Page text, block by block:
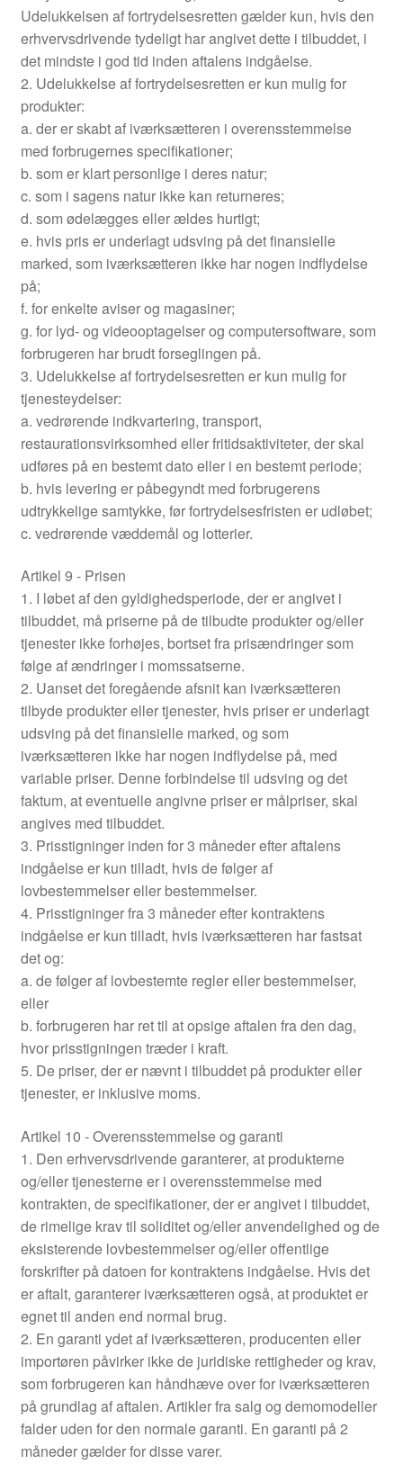
Udelukkelsen af fortrydelsesretten gælder kun, hvis den
erhvervsdrivende tydeligt har angivet dette i tilbuddet, i
det mindste i god tid inden aftalens indgåelse.
2. Udelukkelse af fortrydelsesretten er kun mulig for
produkter:
a. der er skabt af iværksætteren i overensstemmelse
med forbrugernes specifikationer;
b. som er klart personlige i deres natur;
c. som i sagens natur ikke kan returneres;
d. som ødelægges eller ældes hurtigt;
e. hvis pris er underlagt udsving på det finansielle
marked, som iværksætteren ikke har nogen indflydelse
på;
f. for enkelte aviser og magasiner;
g. for lyd- og videooptagelser og computersoftware, som
forbrugeren har brudt forseglingen på.
3. Udelukkelse af fortrydelsesretten er kun mulig for
tjenesteydelser:
a. vedrørende indkvartering, transport,
restaurationsvirksomhed eller fritidsaktiviteter, der skal
udføres på en bestemt dato eller i en bestemt periode;
b. hvis levering er påbegyndt med forbrugerens
udtrykkelige samtykke, før fortrydelsesfristen er udløbet;
c. vedrørende væddemål og lotterier.
Artikel 9 - Prisen
1. I løbet af den gyldighedsperiode, der er angivet i
tilbuddet, må priserne på de tilbudte produkter og/eller
tjenester ikke forhøjes, bortset fra prisændringer som
følge af ændringer i momssatserne.
2. Uanset det foregående afsnit kan iværksætteren
tilbyde produkter eller tjenester, hvis priser er underlagt
udsving på det finansielle marked, og som
iværksætteren ikke har nogen indflydelse på, med
variable priser. Denne forbindelse til udsving og det
faktum, at eventuelle angivne priser er målpriser, skal
angives med tilbuddet.
3. Prisstigninger inden for 3 måneder efter aftalens
indgåelse er kun tilladt, hvis de følger af
lovbestemmelser eller bestemmelser.
4. Prisstigninger fra 3 måneder efter kontraktens
indgåelse er kun tilladt, hvis iværksætteren har fastsat
det og:
a. de følger af lovbestemte regler eller bestemmelser,
eller
b. forbrugeren har ret til at opsige aftalen fra den dag,
hvor prisstigningen træder i kraft.
5. De priser, der er nævnt i tilbuddet på produkter eller
tjenester, er inklusive moms.
Artikel 10 - Overensstemmelse og garanti
1. Den erhvervsdrivende garanterer, at produkterne
og/eller tjenesterne er i overensstemmelse med
kontrakten, de specifikationer, der er angivet i tilbuddet,
de rimelige krav til soliditet og/eller anvendelighed og de
eksisterende lovbestemmelser og/eller offentlige
forskrifter på datoen for kontraktens indgåelse. Hvis det
er aftalt, garanterer iværksætteren også, at produktet er
egnet til anden end normal brug.
2. En garanti ydet af iværksætteren, producenten eller
importøren påvirker ikke de juridiske rettigheder og krav,
som forbrugeren kan håndhæve over for iværksætteren
på grundlag af aftalen. Artikler fra salg og demomodeller
falder uden for den normale garanti. En garanti på 2
måneder gælder for disse varer.